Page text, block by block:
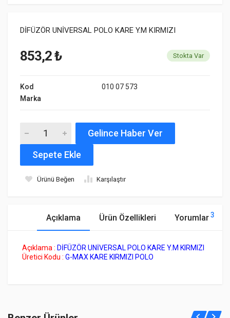
DİFÜZÖR UNİVERSAL POLO KARE Y.M KIRMIZI
853,2 ₺ Stokta Var
Kod
010 07 573
Marka
Gelince Haber Ver
Sepete Ekle
Ürünü Beğen Karşılaştır
Açıklama Ürün Özellikleri Yorumlar3
Açıklama : DİFÜZÖR UNİVERSAL POLO KARE Y.M KIRMIZI
Üretici Kodu : G-MAX KARE KIRMIZI POLO
Henüz bu ürüne bir yorum yapılmamış.